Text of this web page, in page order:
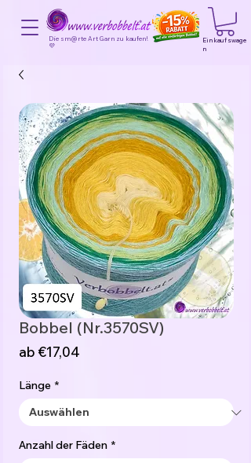
Die sm@rte Art Garn zu kaufen!
💜
Einkaufswage
n
Bobbel (Nr.3570SV)
ab €17,04
Länge *
Anzahl der Fäden *